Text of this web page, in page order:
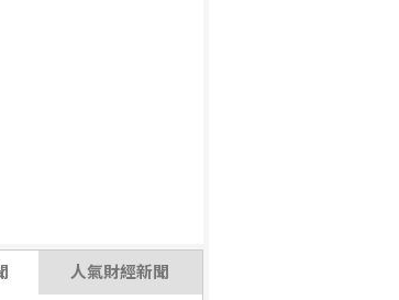
人氣財經新聞